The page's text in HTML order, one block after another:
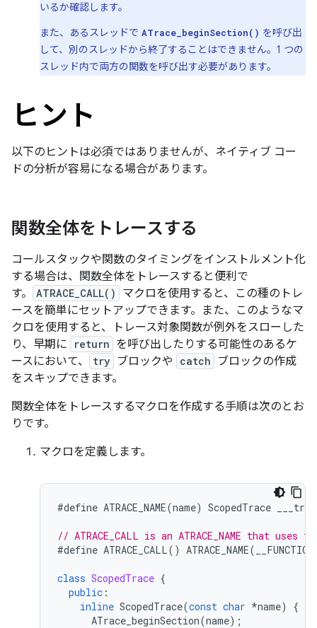
いるか確認します。
また、あるスレッドで ATrace_beginSection() を呼び出
して、別のスレッドから終了することはできません。1 つの
スレッド内で両方の関数を呼び出す必要があります。
ヒント
以下のヒントは必須ではありませんが、ネイティブ コー
ドの分析が容易になる場合があります。
関数全体をトレースする
コールスタックや関数のタイミングをインストルメント化
する場合は、関数全体をトレースすると便利で
す。
ATRACE_CALL()
マクロを使用すると、この種のトレ
ースを簡単にセットアップできます。また、このようなマ
クロを使用すると、トレース対象関数が例外をスローした
り、早期に
return を呼び出したりする可能性のあるケ
ースにおいて、
try ブロックや catch
ブロックの作成
をスキップできます。
関数全体をトレースするマクロを作成する手順は次のとお
りです。
マクロを定義します。
#define ATRACE_NAME(name) ScopedTrace
// ATRACE_CALL is an ATRACE_NAME that
#define ATRACE_CALL() ATRACE_NAME(
class ScopedTrace {
public :
inline ScopedTrace(const char *name)
{
ATrace_beginSection(name);